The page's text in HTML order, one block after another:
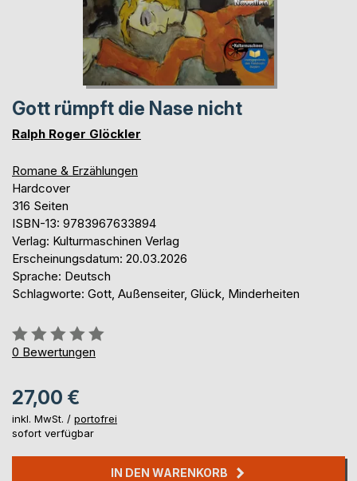
Gott rümpft die Nase nicht
Ralph Roger Glöckler
Romane & Erzählungen
Hardcover
316 Seiten
ISBN-13: 9783967633894
Verlag: Kulturmaschinen Verlag
Erscheinungsdatum: 20.03.2026
Sprache: Deutsch
Schlagworte: Gott, Außenseiter, Glück, Minderheiten
Bewertung::
0%
0 Bewertungen
27,00 €
inkl. MwSt. / portofrei
sofort verfügbar
IN DEN WARENKORB